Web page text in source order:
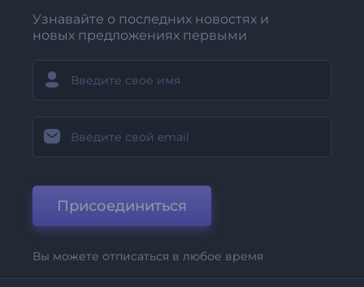
Узнавайте о последних новостях и
новых предложениях первыми
Присоединиться
Вы можете отписаться в любое время